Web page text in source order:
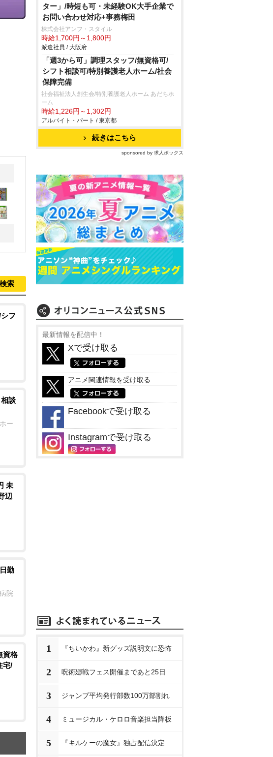
索
フ
談
ー
未
辺
勤
院
資格
宅/
ター」/時短も可・未経験OK大手企業で
お問い合わせ対応+事務梅田
株式会社アンフ・スタイル
時給1,700円～1,800円
派遣社員 / 大阪府
「週3から可」調理スタッフ/無資格可/
シフト相談可/特別養護老人ホーム/社会
保障完備
社会福祉法人創生会/特別養護老人ホーム あだちホ
ーム
時給1,226円～1,302円
アルバイト・パート / 東京都
続きはこちら
sponsored by 求人ボックス
最新情報を配信中！
Xで受け取る
アニメ関連情報を受け取る
Facebookで受け取る
Instagramで受け取る
1 『ちいかわ』新グッズ説明文に恐怖
2 呪術廻戦フェス開催まであと25日
3 ジャンプ平均発行部数100万部割れ
4 ミュージカル・ケロロ音楽担当降板
5 『キルケーの魔女』独占配信決定